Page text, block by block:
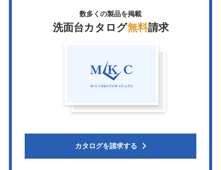
数多くの製品を掲載
洗面台カタログ無料請求
カタログを請求する